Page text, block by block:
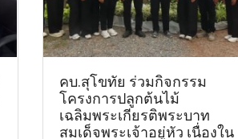
คบ.สุโขทัย ร่วมกิจกรรม
โครงการปลูกต้นไม้
เฉลิมพระเกียรติพระบาท
สมเด็จพระเจ้าอยู่หัว เนื่องใน